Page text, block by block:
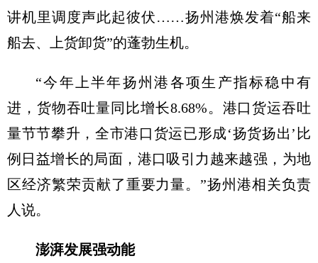
讲机里调度声此起彼伏……扬州港焕发着“船来
船去、上货卸货”的蓬勃生机。
“今年上半年扬州港各项生产指标稳中有
进，货物吞吐量同比增长8.68%。港口货运吞吐
量节节攀升，全市港口货运已形成‘扬货扬出’比
例日益增长的局面，港口吸引力越来越强，为地
区经济繁荣贡献了重要力量。”扬州港相关负责
人说。
澎湃发展强动能